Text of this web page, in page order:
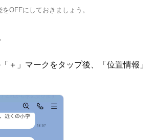
OFFにしておきましょう。
＋」マークをタップ後、「位置情報」